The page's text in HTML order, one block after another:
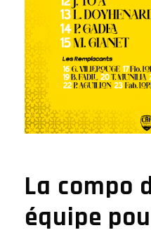
La compo
équipe